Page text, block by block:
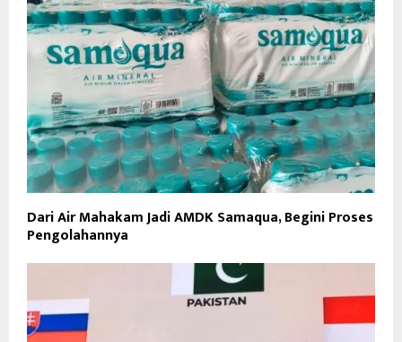
Dari Air Mahakam Jadi AMDK Samaqua, Begini Proses
Pengolahannya